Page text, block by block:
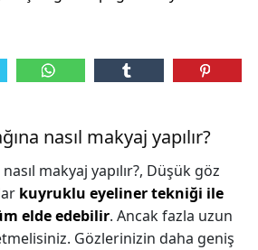
nasıl makyaj yapılır?
makyaj yapılır?, Düşük göz
kuyruklu eyeliner tekniği ile
elde edebilir. Ancak fazla uzun
Gözlerinizin daha geniş